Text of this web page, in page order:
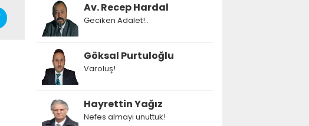
Av. Recep Hardal
Geciken Adalet!..
Göksal Purtuloğlu
Varoluş!
Hayrettin Yağız
Nefes almayı unuttuk!